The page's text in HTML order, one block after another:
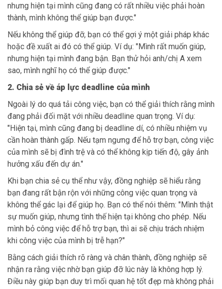
nhưng hiện tại mình cũng đang có rất nhiều việc phải hoàn
thành, mình không thể giúp bạn được."
Nếu không thể giúp đỡ, bạn có thể gợi ý một giải pháp khác
hoặc đề xuất ai đó có thể giúp. Ví dụ: "Mình rất muốn giúp,
nhưng hiện tại mình đang bận. Bạn thử hỏi anh/chị A xem
sao, mình nghĩ họ có thể giúp được."
2. Chia sẻ về áp lực deadline của mình
Ngoài lý do quá tải công việc, bạn có thể giải thích rằng mình
đang phải đối mặt với nhiều deadline quan trọng. Ví dụ:
"Hiện tại, mình cũng đang bị deadline dí, có nhiều nhiệm vụ
cần hoàn thành gấp. Nếu tạm ngưng để hỗ trợ bạn, công việc
của mình sẽ bị đình trệ và có thể không kịp tiến độ, gây ảnh
hưởng xấu đến dự án."
Khi bạn chia sẻ cụ thể như vậy, đồng nghiệp sẽ hiểu rằng
bạn đang rất bận rộn với những công việc quan trọng và
không thể gác lại để giúp họ. Bạn có thể nói thêm: "Mình thật
sự muốn giúp, nhưng tình thế hiện tại không cho phép. Nếu
mình bỏ công việc để hỗ trợ bạn, thì ai sẽ chịu trách nhiệm
khi công việc của mình bị trễ hạn?"
Bằng cách giải thích rõ ràng và chân thành, đồng nghiệp sẽ
nhận ra rằng việc nhờ bạn giúp đỡ lúc này là không hợp lý.
Điều này giúp bạn duy trì mối quan hệ tốt đẹp mà không phải